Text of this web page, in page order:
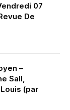
07
De
–
Sall,
(par